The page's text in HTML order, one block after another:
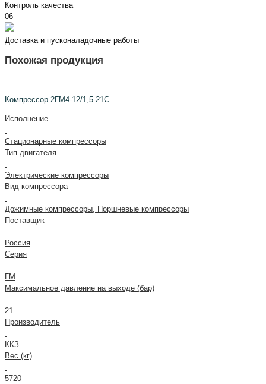
Контроль качества
06
Доставка и пусконаладочные работы
Похожая продукция
Компрессор 2ГМ4-12/1,5-21С
Исполнение
Стационарные компрессоры
Тип двигателя
Электрические компрессоры
Вид компрессора
Дожимные компрессоры, Поршневые компрессоры
Поставщик
Россия
Серия
ГМ
Максимальное давление на выходе (бар)
21
Производитель
ККЗ
Вес (кг)
5720